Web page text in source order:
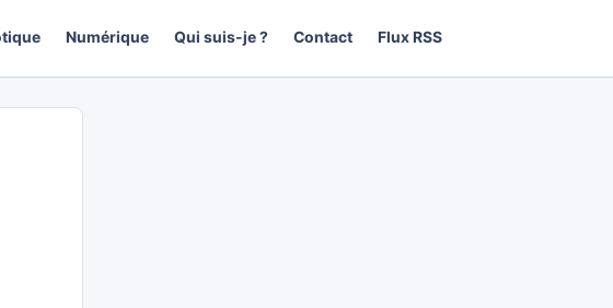
Numérique Qui suis-je ? Contact Flux RSS